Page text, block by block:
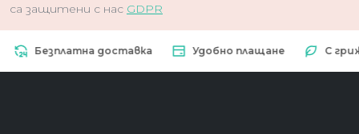
са защитени с нас GDPR
Безплатна доставка Удобно плащане С грижа